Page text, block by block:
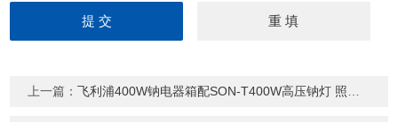
上一篇：飞利浦400W钠电器箱配SON-T400W高压钠灯 照明节电器